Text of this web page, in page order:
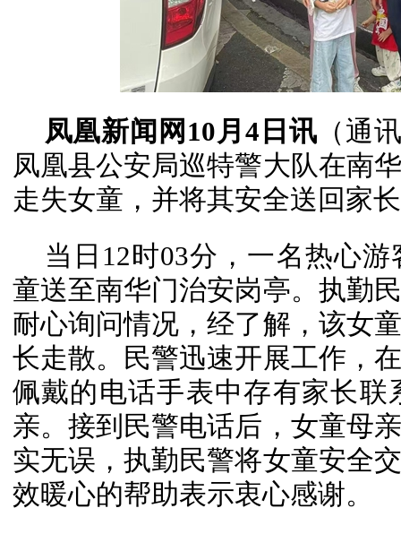
凤凰新闻网10月4日讯 （通
凤凰县公安局巡特警大队在南
走失女童，并将其安全送回家
当日12时03分，一名热心
童送至南华门治安岗亭。执勤
耐心询问情况，经了解，该女
长走散。民警迅速开展工作，
佩戴的电话手表中存有家长
亲。接到民警电话后，女童母
实无误，执勤民警将女童安全
效暖心的帮助表示衷心感谢。